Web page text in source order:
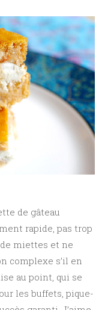
de gâteau
rapide, pas trop
miettes et ne
complexe s’il en
au point, qui se
les buffets, pique-